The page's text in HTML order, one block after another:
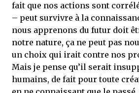
fait que nos actions sont
– peut survivre à la
nous apprenons du futur doit
notre nature, ça ne peut pas
un choix qui irait contre nos
Mais je pense qu’il serait
humains, de fait pour toute